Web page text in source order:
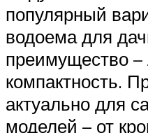
популярный
водоема для
преимущество –
компактность.
актуально для
моделей – от